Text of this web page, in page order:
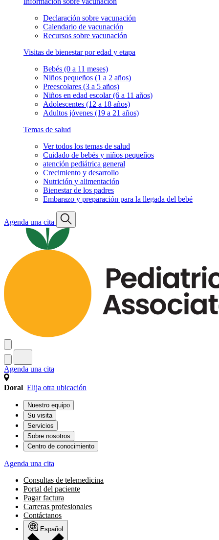
Declaración sobre vacunación
Calendario de vacunación
Recursos sobre vacunación
Visitas de bienestar por edad y etapa
Bebés (0 a 11 meses)
Niños pequeños (1 a 2 años)
Preescolares (3 a 5 años)
Niños en edad escolar (6 a 11 años)
Adolescentes (12 a 18 años)
Adultos jóvenes (19 a 21 años)
Temas de salud
Ver todos los temas de salud
Cuidado de bebés y niños pequeños
atención pediátrica general
Crecimiento y desarrollo
Nutrición y alimentación
Bienestar de los padres
Embarazo y preparación para la llegada del bebé
Agenda una cita
Agenda una cita
Doral Elija otra ubicación
Nuestro equipo
Su visita
Servicios
Sobre nosotros
Centro de conocimiento
Agenda una cita
Consultas de telemedicina
Portal del paciente
Pagar factura
Carreras profesionales
Contáctanos
Español